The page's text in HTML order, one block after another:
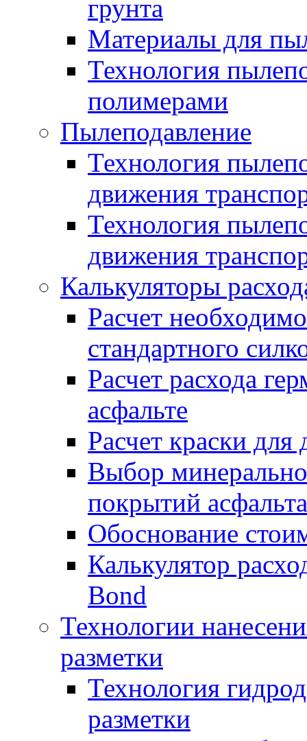
грунта
Материалы для
Технология
полимерами
Пылеподавление
Технология
движения
Технология
движения
Калькуляторы
Расчет
стандартного
Расчет расхода
асфальте
Расчет краски
Выбор
покрытий асфальта
Обоснование
Калькулятор
Bond
Технологии
разметки
Технология
разметки